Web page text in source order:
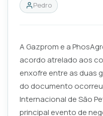
Pedro
A Gazprom e a
acordo atrelado aos
enxofre entre as duas
do documento
Internacional de São
principal evento de